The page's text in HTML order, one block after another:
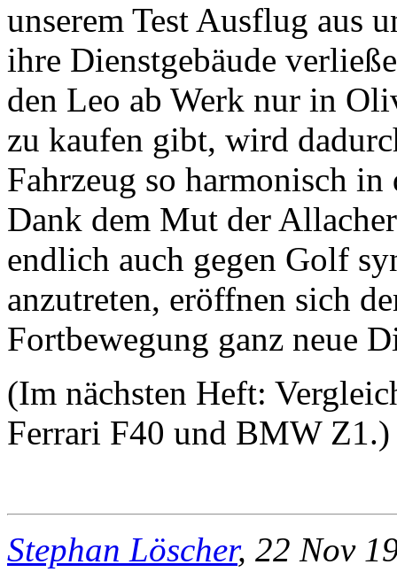
unserem Test Ausflug aus
ihre Dienstgebäude
den Leo ab Werk nur in
zu kaufen gibt, wird
Fahrzeug so harmonisch
Dank dem Mut der
endlich auch gegen Golf
anzutreten, eröffnen sich
Fortbewegung ganz neue
(Im nächsten Heft:
Ferrari F40 und BMW Z1.)
Stephan Löscher, 22 Nov